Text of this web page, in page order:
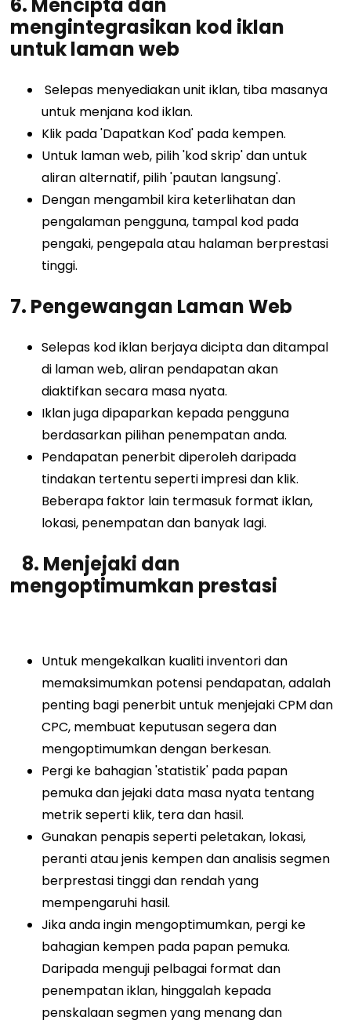
mengintegrasikan kod iklan
untuk laman web
Selepas menyediakan unit iklan, tiba masanya
untuk menjana kod iklan.
Klik pada 'Dapatkan Kod' pada kempen.
Untuk laman web, pilih 'kod skrip' dan untuk
aliran alternatif, pilih 'pautan langsung'.
Dengan mengambil kira keterlihatan dan
pengalaman pengguna, tampal kod pada
pengaki, pengepala atau halaman berprestasi
tinggi.
7. Pengewangan Laman Web
Selepas kod iklan berjaya dicipta dan ditampal
di laman web, aliran pendapatan akan
diaktifkan secara masa nyata.
Iklan juga dipaparkan kepada pengguna
berdasarkan pilihan penempatan anda.
Pendapatan penerbit diperoleh daripada
tindakan tertentu seperti impresi dan klik.
Beberapa faktor lain termasuk format iklan,
lokasi, penempatan dan banyak lagi.
8. Menjejaki dan
mengoptimumkan prestasi
Untuk mengekalkan kualiti inventori dan
memaksimumkan potensi pendapatan, adalah
penting bagi penerbit untuk menjejaki CPM dan
CPC, membuat keputusan segera dan
mengoptimumkan dengan berkesan.
Pergi ke bahagian 'statistik' pada papan
pemuka dan jejaki data masa nyata tentang
metrik seperti klik, tera dan hasil.
Gunakan penapis seperti peletakan, lokasi,
peranti atau jenis kempen dan analisis segmen
berprestasi tinggi dan rendah yang
mempengaruhi hasil.
Jika anda ingin mengoptimumkan, pergi ke
bahagian kempen pada papan pemuka.
Daripada menguji pelbagai format dan
penempatan iklan, hinggalah kepada
penskalaan segmen yang menang dan